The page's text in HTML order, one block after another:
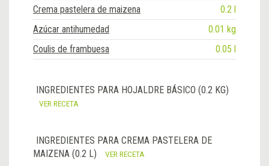
Crema pastelera de maizena
0.2 l
Azúcar antihumedad
0.01 kg
Coulis de frambuesa
0.05 l
INGREDIENTES PARA HOJALDRE BÁSICO (0.2 KG)
VER RECETA
INGREDIENTES PARA CREMA PASTELERA DE
MAIZENA (0.2 L)
VER RECETA